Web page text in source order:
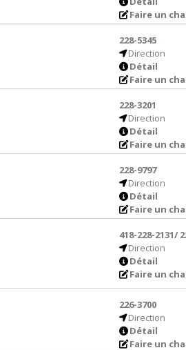
Faire un
228-5345
Direction
Détail
Faire un
228-3201
Direction
Détail
Faire un
228-9797
Direction
Détail
Faire un
418-228-2131/
Direction
Détail
Faire un
226-3700
Direction
Détail
Faire un